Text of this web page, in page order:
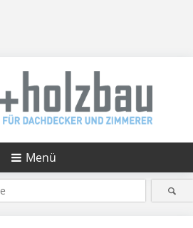
Menü